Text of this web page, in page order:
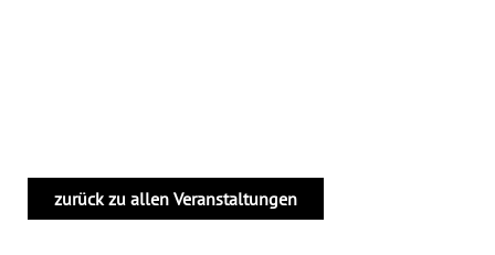
zurück zu allen Veranstaltungen